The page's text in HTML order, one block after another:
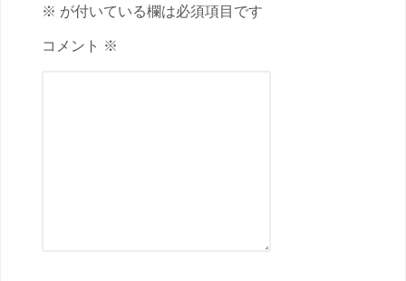
※ が付いている欄は必須項目です
コメント ※